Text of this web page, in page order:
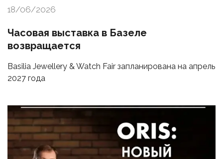
18/06/2026
Часовая выставка в Базеле
возвращается
Basilia Jewellery & Watch Fair запланирована на апрель
2027 года